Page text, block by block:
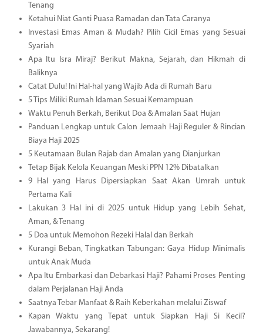
Tenang
Ketahui Niat Ganti Puasa Ramadan dan Tata Caranya
Investasi Emas Aman & Mudah? Pilih Cicil Emas yang Sesuai
Syariah
Apa Itu Isra Miraj? Berikut Makna, Sejarah, dan Hikmah di
Baliknya
Catat Dulu! Ini Hal-hal yang Wajib Ada di Rumah Baru
5 Tips Miliki Rumah Idaman Sesuai Kemampuan
Waktu Penuh Berkah, Berikut Doa & Amalan Saat Hujan
Panduan Lengkap untuk Calon Jemaah Haji Reguler & Rincian
Biaya Haji 2025
5 Keutamaan Bulan Rajab dan Amalan yang Dianjurkan
Tetap Bijak Kelola Keuangan Meski PPN 12% Dibatalkan
9 Hal yang Harus Dipersiapkan Saat Akan Umrah untuk
Pertama Kali
Lakukan 3 Hal ini di 2025 untuk Hidup yang Lebih Sehat,
Aman, & Tenang
5 Doa untuk Memohon Rezeki Halal dan Berkah
Kurangi Beban, Tingkatkan Tabungan: Gaya Hidup Minimalis
untuk Anak Muda
Apa Itu Embarkasi dan Debarkasi Haji? Pahami Proses Penting
dalam Perjalanan Haji Anda
Saatnya Tebar Manfaat & Raih Keberkahan melalui Ziswaf
Kapan Waktu yang Tepat untuk Siapkan Haji Si Kecil?
Jawabannya, Sekarang!